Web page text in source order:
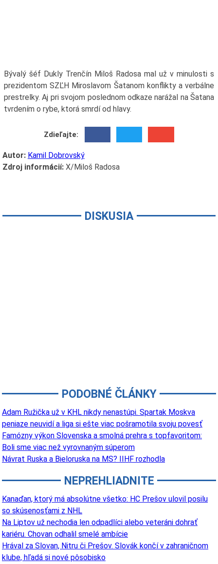
Bývalý šéf Dukly Trenčín Miloš Radosa mal už v minulosti s
prezidentom SZĽH Miroslavom Šatanom konflikty a verbálne
prestrelky. Aj pri svojom poslednom odkaze narážal na Šatana
tvrdením o rybe, ktorá smrdí od hlavy.
Zdieľajte:
Autor: Kamil Dobrovský
Zdroj informácií:X/Miloš Radosa
DISKUSIA
PODOBNÉ ČLÁNKY
Adam Ružička už v KHL nikdy nenastúpi. Spartak Moskva
peniaze neuvidí a liga si ešte viac pošramotila svoju povesť
Famózny výkon Slovenska a smolná prehra s topfavoritom:
Boli sme viac než vyrovnaným súperom
Návrat Ruska a Bieloruska na MS? IIHF rozhodla
NEPREHLIADNITE
Kanaďan, ktorý má absolútne všetko: HC Prešov ulovil posilu
so skúsenosťami z NHL
Na Liptov už nechodia len odpadlíci alebo veteráni dohrať
kariéru. Chovan odhalil smelé ambície
Hrával za Slovan, Nitru či Prešov. Slovák končí v zahraničnom
klube, hľadá si nové pôsobisko